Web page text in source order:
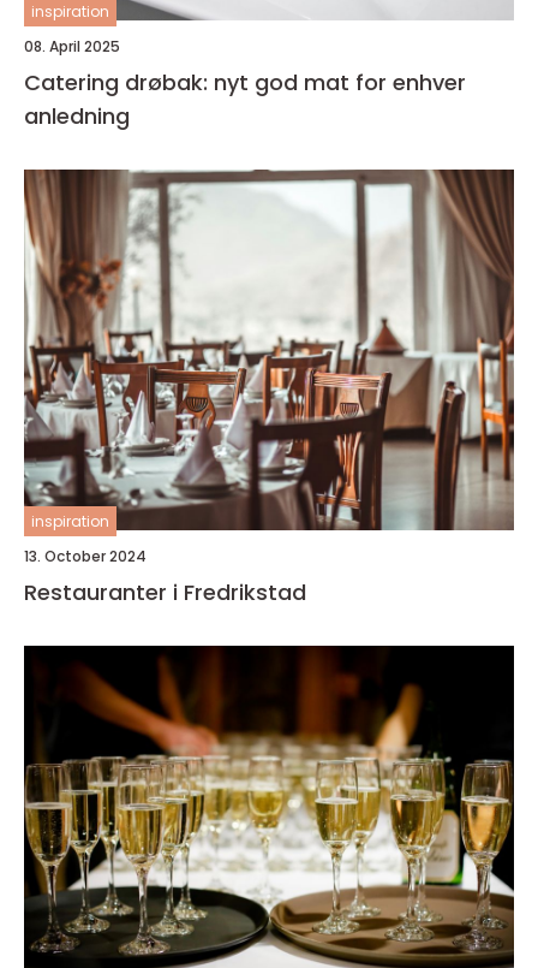
inspiration
08. April 2025
Catering drøbak: nyt god mat for enhver
anledning
inspiration
13. October 2024
Restauranter i Fredrikstad